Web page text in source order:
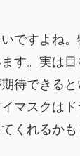
ですよね
す。実は目
待できる
マスクは
くれるかも